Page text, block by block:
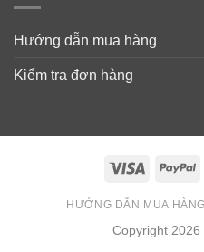
Hướng dẫn mua hàng
Kiểm tra đơn hàng
Visa
HƯỚNG DẪN MUA HÀNG
Copyright